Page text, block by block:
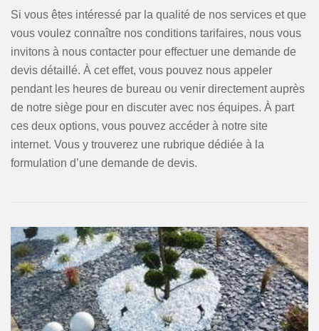
Si vous êtes intéressé par la qualité de nos services et que
vous voulez connaître nos conditions tarifaires, nous vous
invitons à nous contacter pour effectuer une demande de
devis détaillé. À cet effet, vous pouvez nous appeler
pendant les heures de bureau ou venir directement auprès
de notre siège pour en discuter avec nos équipes. À part
ces deux options, vous pouvez accéder à notre site
internet. Vous y trouverez une rubrique dédiée à la
formulation d’une demande de devis.